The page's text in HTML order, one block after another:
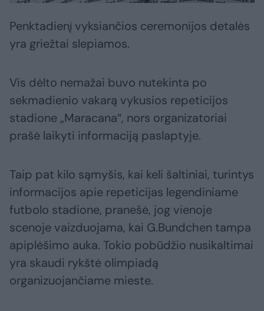
Penktadienį vyksiančios ceremonijos detalės
yra griežtai slepiamos.
Vis dėlto nemažai buvo nutekinta po
sekmadienio vakarą vykusios repeticijos
stadione „Maracana“, nors organizatoriai
prašė laikyti informaciją paslaptyje.
Taip pat kilo sąmyšis, kai keli šaltiniai, turintys
informacijos apie repeticijas legendiniame
futbolo stadione, pranešė, jog vienoje
scenoje vaizduojama, kai G.Bundchen tampa
apiplėšimo auka. Tokio pobūdžio nusikaltimai
yra skaudi rykštė olimpiadą
organizuojančiame mieste.